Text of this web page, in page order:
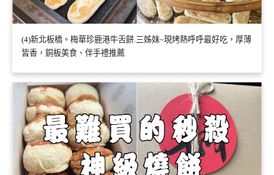
(4)新北板橋。梅華珍鹿港牛舌餅.三姊妹~現烤熱呼呼最好吃，厚薄
皆香，銅板美食、伴手禮推薦